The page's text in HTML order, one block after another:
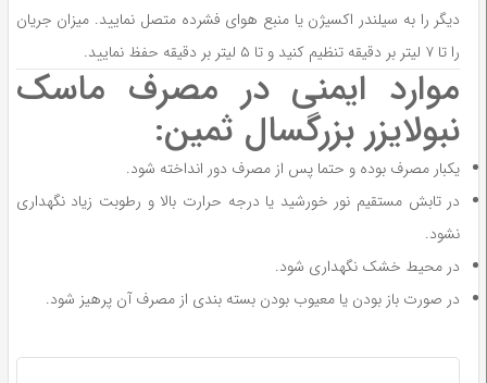
دیگر را به سیلندر اکسیژن یا منبع هوای فشرده متصل نمایید. میزان جریان
را تا ۷ لیتر بر دقیقه تنظیم کنید و تا ۵ لیتر بر دقیقه حفظ نمایید.
موارد ایمنی در مصرف ماسک
نبولایزر بزرگسال ثمین:
یکبار مصرف بوده و حتما پس از مصرف دور انداخته شود.
در تابش مستقیم نور خورشید یا درجه حرارت بالا و رطوبت زیاد نگهداری
نشود.
در محیط خشک نگهداری شود.
در صورت باز بودن یا معیوب بودن بسته بندی از مصرف آن پرهیز شود.